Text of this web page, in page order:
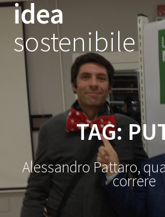
al
idea
sostenibile
TAG:
Alessandro Pattaro,
correre